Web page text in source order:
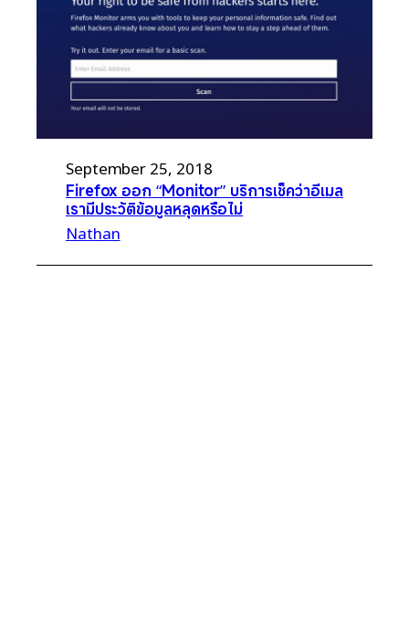
September 25, 2018
Firefox ออก “Monitor” บริการเช็คว่าอีเมล
เรามีประวัติข้อมูลหลุดหรือไม่
Nathan